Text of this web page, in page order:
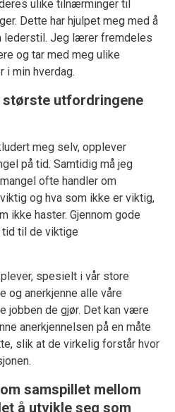
ulike tilnærminger til
Dette har hjulpet meg med å
lederstil. Jeg lærer fremdeles
og tar med meg ulike
i min hverdag.
største utfordringene
meg selv, opplever
på tid. Samtidig må jeg
ofte handler om
og hva som ikke er viktig,
ikke haster. Gjennom gode
til de viktige
spesielt i vår store
og anerkjenne alle våre
jobben de gjør. Det kan være
anerkjennelsen på en måte
slik at de virkelig forstår hvor
samspillet mellom
å utvikle seg som